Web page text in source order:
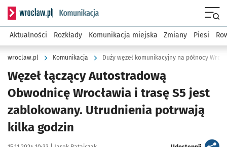
Serwis informacyjny wroclaw.pl podserwis: Komunikacja
Aktualności Rozkłady Komunikacja miejska Zmiany Piesi
wroclaw.pl Komunikacja Duży węzeł komunikacyjny na północy
Węzeł łączący Autostradową
Obwodnicę Wrocławia i trasę S5 jest
zablokowany. Utrudnienia potrwają
kilka godzin